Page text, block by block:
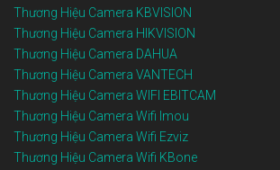
Thương Hiệu Camera KBVISION
Thương Hiệu Camera HIKVISION
Thương Hiệu Camera DAHUA
Thương Hiệu Camera VANTECH
Thương Hiệu Camera WIFI EBITCAM
Thương Hiệu Camera Wifi Imou
Thương Hiệu Camera Wifi Ezviz
Thương Hiệu Camera Wifi KBone